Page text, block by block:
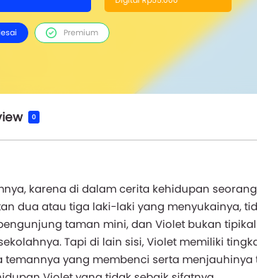
Premium
0
karena di dalam cerita kehidupan
dua atau tiga laki-laki yang menyukainya,
taman mini, dan Violet bukan
Tapi di lain sisi, Violet memiliki
yang membenci serta